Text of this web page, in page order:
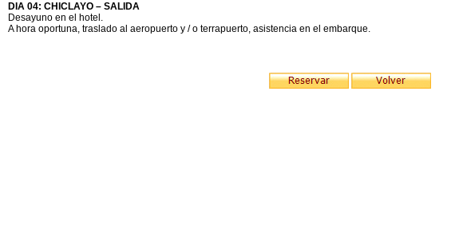
DIA 04: CHICLAYO – SALIDA
Desayuno en el hotel.
A hora oportuna, traslado al aeropuerto y / o terrapuerto, asistencia en el embarque.